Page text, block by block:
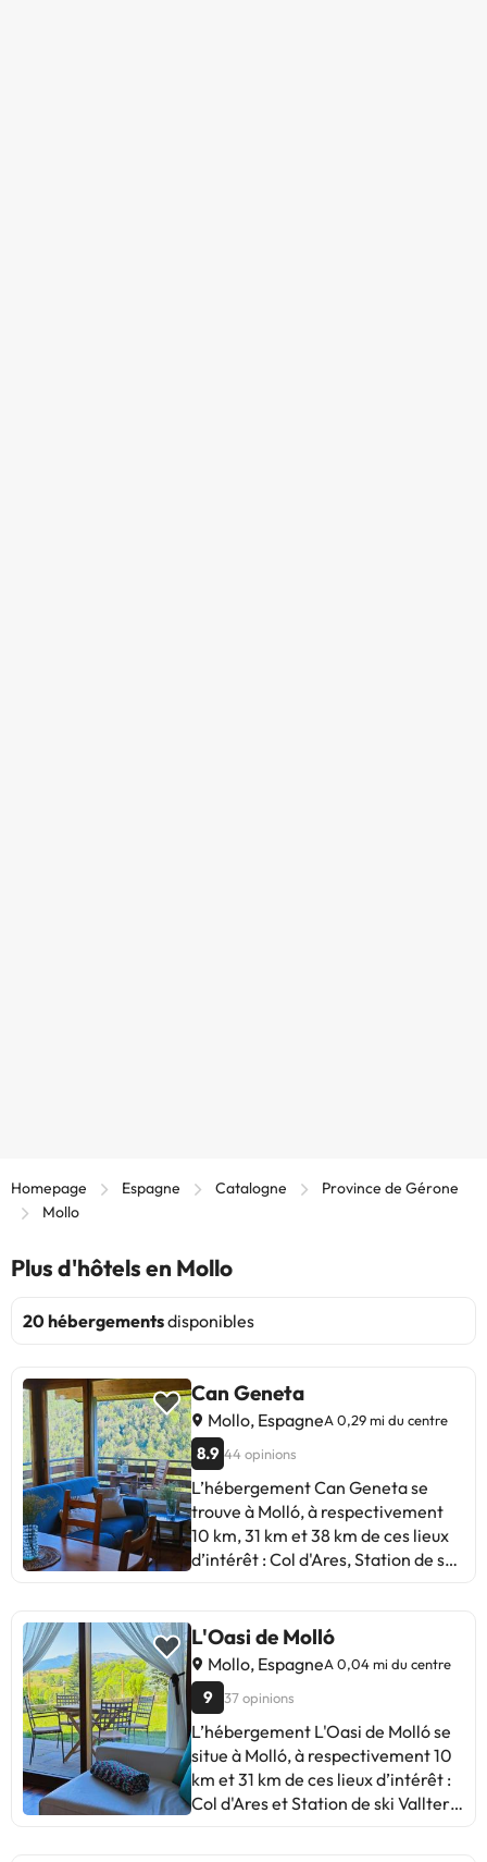
Homepage Espagne Catalogne
Province de Gérone
Mollo
Plus d'hôtels en Mollo
20 hébergementsdisponibles
Can Geneta
Mollo, EspagneA 0,29 mi du centre
8.9 44 opinions
L’hébergement Can Geneta se
trouve à Molló, à respectivement
10 km, 31 km et 38 km de ces lieux
d’intérêt : Col d'Ares, Station de ski
Wi-Fi gratuite. Cet appartement
est dans une région où vous pourrez
pratiquer des activités telles que la
randonnée, le ski et le vélo.
Disposant d’une terrasse et offrant
une vue sur la montagne, cet
appartement comprend 2
chambres, un salon, une télévision
L'Oasi de Molló
Mollo, EspagneA 0,04 mi du centre
9 37 opinions
L’hébergement L'Oasi de Molló se
situe à Molló, à respectivement 10
km et 31 km de ces lieux d’intérêt :
Col d'Ares et Station de ski Vallter